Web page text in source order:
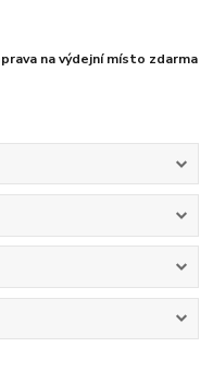
na výdejní místo zdarma